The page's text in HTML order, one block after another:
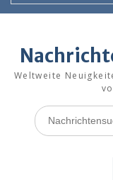
Weltweite
Search
for: